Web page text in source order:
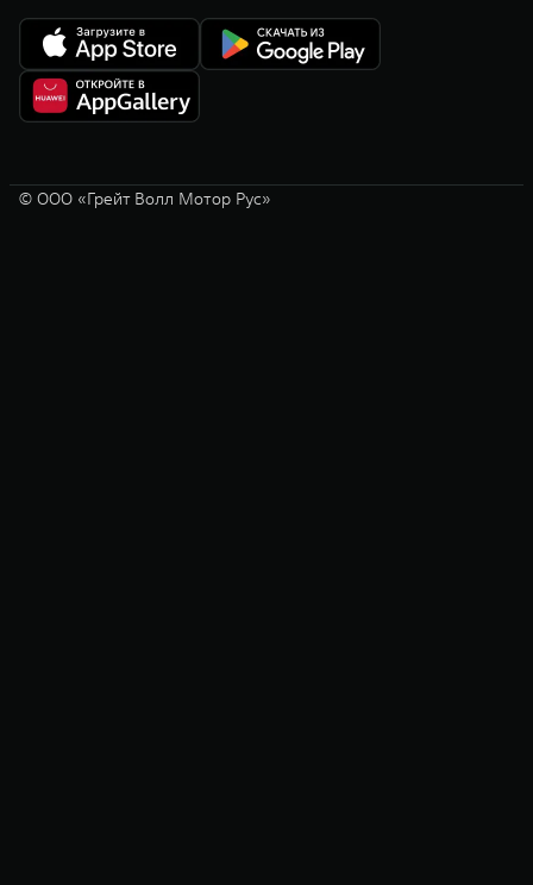
© ООО «Грейт Волл Мотор Рус»